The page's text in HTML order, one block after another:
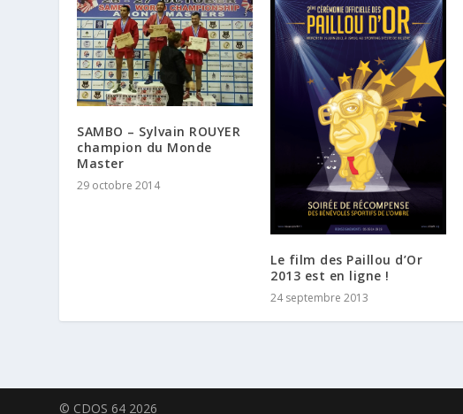
SAMBO – Sylvain ROUYER
champion du Monde
Master
29 octobre 2014
Le film des Paillou d’Or
2013 est en ligne !
24 septembre 2013
© CDOS 64 2026